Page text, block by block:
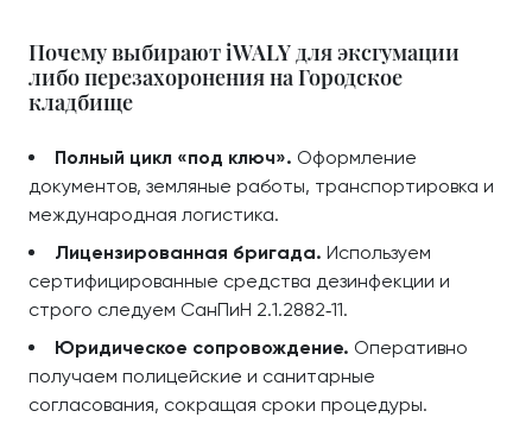
Почему выбирают iWALY для эксгумации
либо перезахоронения на Городское
кладбище
Полный цикл «под ключ». Оформление
документов, земляные работы, транспортировка и
международная логистика.
Лицензированная бригада. Используем
сертифицированные средства дезинфекции и
строго следуем СанПиН 2.1.2882‑11.
Юридическое сопровождение. Оперативно
получаем полицейские и санитарные
согласования, сокращая сроки процедуры.